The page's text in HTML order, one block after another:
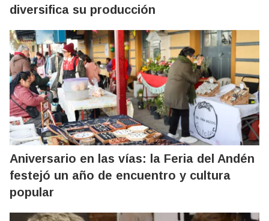
diversifica su producción
Aniversario en las vías: la Feria del Andén
festejó un año de encuentro y cultura
popular